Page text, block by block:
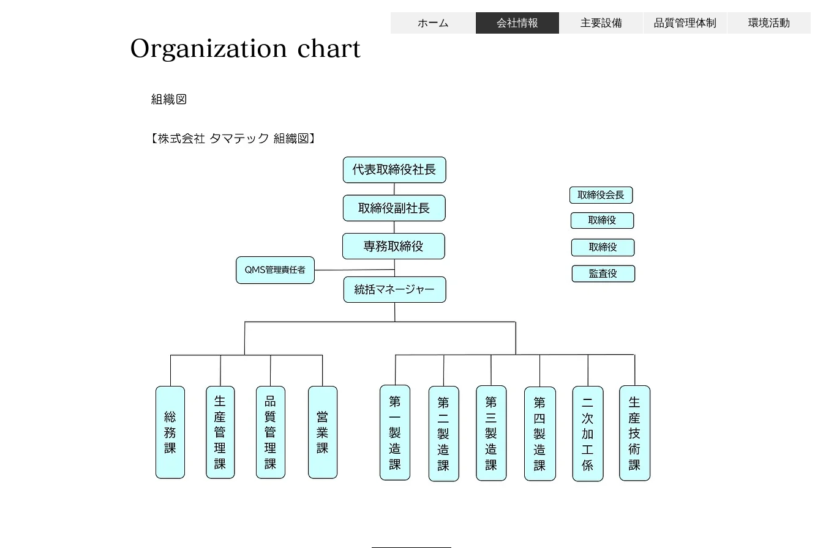
ホーム 会社情報 主要設備 品質管理体制 環境活動
Organization chart
組織図